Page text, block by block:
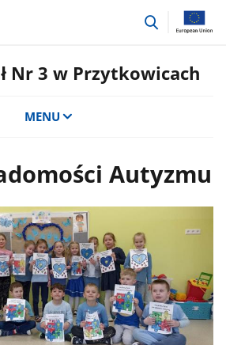
przejdź
Nr 3 w Przytkowicach
MENU
Autyzmu